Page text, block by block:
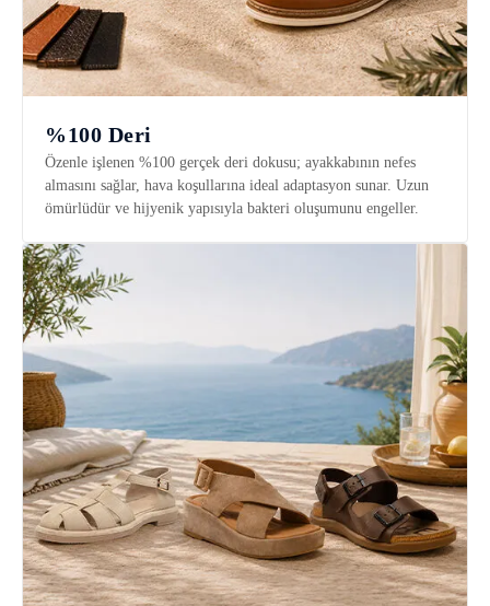
%100 Deri
Özenle işlenen %100 gerçek deri dokusu; ayakkabının nefes
almasını sağlar, hava koşullarına ideal adaptasyon sunar. Uzun
ömürlüdür ve hijyenik yapısıyla bakteri oluşumunu engeller.